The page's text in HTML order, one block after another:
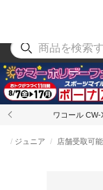
ワコール
ジュニア 店舗受取可能